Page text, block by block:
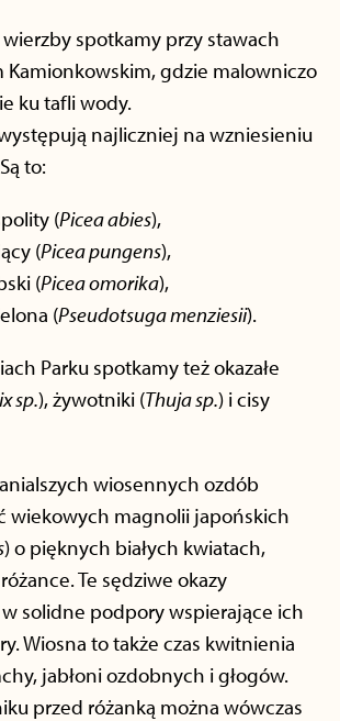
spotkamy przy stawach
Kamionkowskim, gdzie malowniczo
ku tafli wody.
najliczniej na wzniesieniu
to:
(Picea abies),
(Picea pungens),
(Picea omorika),
(Pseudotsuga menziesii).
Parku spotkamy też okazałe
sp.), żywotniki (Thuja sp.) i cisy
wiosennych ozdób
wiekowych magnolii japońskich
) o pięknych białych kwiatach,
Te sędziwe okazy
solidne podpory wspierające ich
Wiosna to także czas kwitnienia
jabłoni ozdobnych i głogów.
przed różanką można wówczas